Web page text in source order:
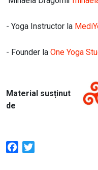
- Yoga Instructor la
- Founder la One Yoga
Material susținut
de
Facebook